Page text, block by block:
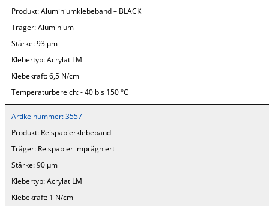
Produkt:Aluminiumklebeband – BLACK
Träger:Aluminium
Stärke:93 µm
Klebertyp:Acrylat LM
Klebekraft:6,5 N/cm
Temperaturbereich:- 40 bis 150 °C
Artikelnummer:3557
Produkt: Reispapierklebeband
Träger: Reispapier imprägniert
Stärke:90 µm
Klebertyp:Acrylat LM
Klebekraft: 1 N/cm